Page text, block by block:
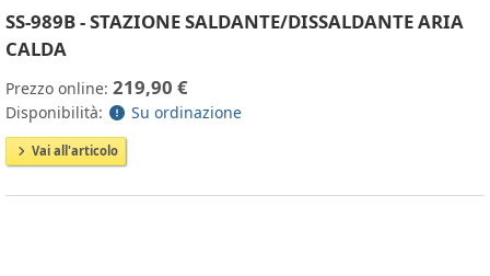
SS-989B - STAZIONE SALDANTE/DISSALDANTE ARIA
CALDA
Prezzo online: 219,90 €
Disponibilità: Su ordinazione
Vai all'articolo